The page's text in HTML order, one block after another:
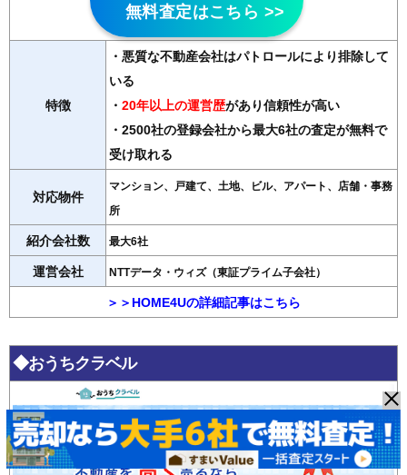
無料査定はこちら >>
特徴
・悪質な不動産会社はパトロールにより排除して
いる
・ 20年以上の運営歴があり信頼性が高い
・2500社の登録会社から最大6社の査定が無料で
受け取れる
対応物件
マンション、戸建て、土地、ビル、アパート、店舗・事務
所
紹介会社数 最大6社
運営会社 NTTデータ・ウィズ（東証プライム子会社）
＞＞HOME4Uの詳細記事はこちら
◆おうちクラベル